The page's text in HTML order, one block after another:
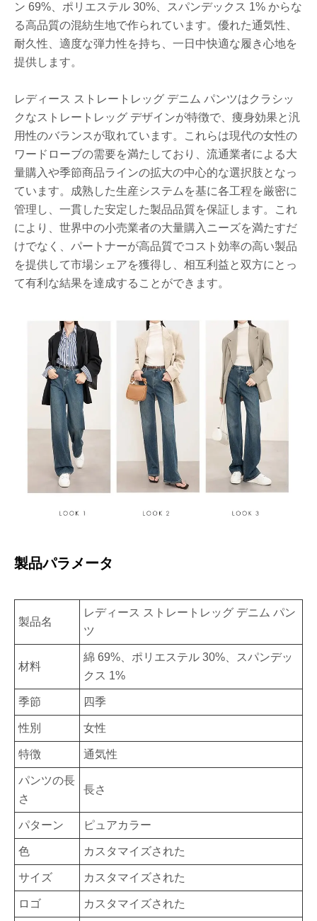
ン 69%、ポリエステル 30%、スパンデックス 1% からな
る高品質の混紡生地で作られています。優れた通気性、
耐久性、適度な弾力性を持ち、一日中快適な履き心地を
提供します。
レディース ストレートレッグ デニム パンツはクラシッ
クなストレートレッグ デザインが特徴で、痩身効果と汎
用性のバランスが取れています。これらは現代の女性の
ワードローブの需要を満たしており、流通業者による大
量購入や季節商品ラインの拡大の中心的な選択肢となっ
ています。成熟した生産システムを基に各工程を厳密に
管理し、一貫した安定した製品品質を保証します。これ
により、世界中の小売業者の大量購入ニーズを満たすだ
けでなく、パートナーが高品質でコスト効率の高い製品
を提供して市場シェアを獲得し、相互利益と双方にとっ
て有利な結果を達成することができます。
製品パラメータ
製品名
レディース ストレートレッグ デニム パン
ツ
材料
綿 69%、ポリエステル 30%、スパンデッ
クス 1%
季節 四季
性別 女性
特徴 通気性
パンツの長
さ
長さ
パターン ピュアカラー
色 カスタマイズされた
サイズ カスタマイズされた
ロゴ カスタマイズされた